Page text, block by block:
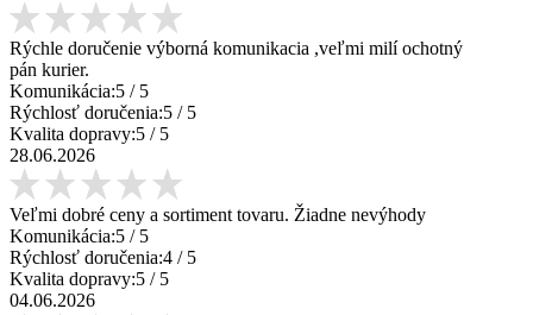
Rýchle doručenie výborná komunikacia ,veľmi milí ochotný
pán kurier.
Komunikácia:5 / 5
Rýchlosť doručenia:5 / 5
Kvalita dopravy:5 / 5
28.06.2026
Veľmi dobré ceny a sortiment tovaru. Žiadne nevýhody
Komunikácia:5 / 5
Rýchlosť doručenia:4 / 5
Kvalita dopravy:5 / 5
04.06.2026